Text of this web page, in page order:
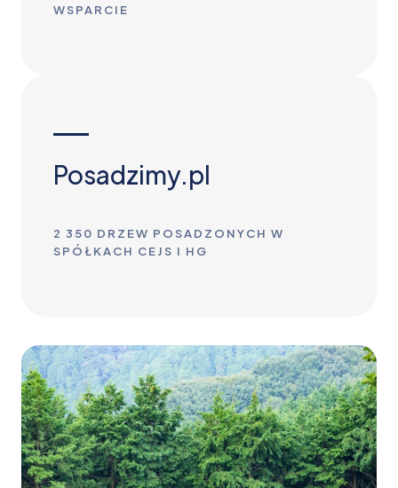
WSPARCIE
Posadzimy.pl
2 350 DRZEW POSADZONYCH W
SPÓŁKACH CEJS I HG